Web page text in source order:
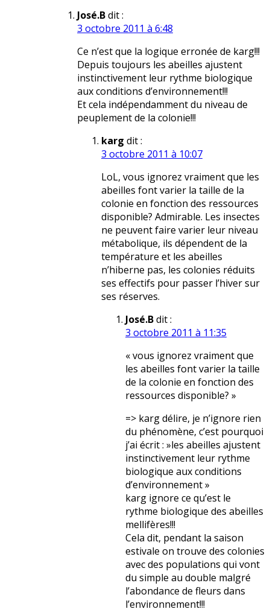
José.Bdit :
3 octobre 2011 à 6:48
Ce n’est que la logique erronée de karg!!!
Depuis toujours les abeilles ajustent
instinctivement leur rythme biologique
aux conditions d’environnement!!!
Et cela indépendamment du niveau de
peuplement de la colonie!!!
karg dit :
3 octobre 2011 à 10:07
LoL, vous ignorez vraiment que les
abeilles font varier la taille de la
colonie en fonction des ressources
disponible? Admirable. Les insectes
ne peuvent faire varier leur niveau
métabolique, ils dépendent de la
température et les abeilles
n’hiberne pas, les colonies réduits
ses effectifs pour passer l’hiver sur
ses réserves.
José.Bdit :
3 octobre 2011 à 11:35
« vous ignorez vraiment que
les abeilles font varier la taille
de la colonie en fonction des
ressources disponible? »
=> karg délire, je n’ignore rien
du phénomène, c’est pourquoi
j’ai écrit : »les abeilles ajustent
instinctivement leur rythme
biologique aux conditions
d’environnement »
karg ignore ce qu’est le
rythme biologique des abeilles
mellifères!!!
Cela dit, pendant la saison
estivale on trouve des colonies
avec des populations qui vont
du simple au double malgré
l’abondance de fleurs dans
l’environnement!!!